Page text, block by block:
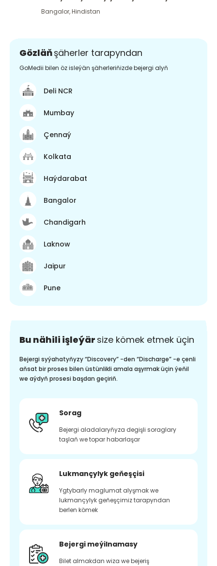
Bangalor,Hindistan
Gözläňşäherler tarapyndan
GoMedii bilen öz isleýän şäherleriňizde bejergi alyň
Deli NCR
Mumbay
Çennaý
Kolkata
Haýdarabat
Bangalor
Chandigarh
Laknow
Jaipur
Pune
Bu nähili işleýär size kömek etmek üçin
Bejergi syýahatyňyzy “Discovery” -den “Discharge” -e çenli
aňsat bir proses bilen üstünlikli amala aşyrmak üçin ýeňil
we aýdyň prosesi başdan geçiriň.
Sorag
Bejergi aladalaryňyza degişli soraglary
taşlaň we topar habarlaşar
Lukmançylyk geňeşçisi
Ygtybarly maglumat alyşmak we
lukmançylyk geňeşçimiz tarapyndan
berlen kömek
Bejergi meýilnamasy
Bilet almakdan wiza we bejeriş